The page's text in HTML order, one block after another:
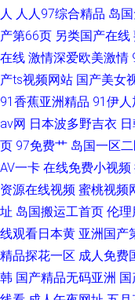
人 人人97综合精品 岛
产第66页 另类国产在线
在线 激情深爱欧美激情
产ts视频网站 国产美女
91香蕉亚洲精品 91伊人
av网 日本波多野吉衣
页 97免费艹 岛国一区
AV一卡 在线免费小视频
资源在线视频 蜜桃视频
址 岛国搬运工首页 伦理
线观看日本黄 亚洲国产
精品探花一区 成人免费
韩 国产精品无码亚洲